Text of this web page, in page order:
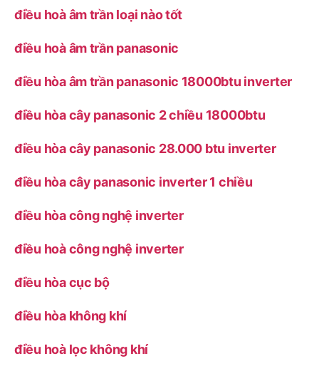
điều hoà âm trần loại nào tốt
điều hoà âm trần panasonic
điều hòa âm trần panasonic 18000btu inverter
điều hòa cây panasonic 2 chiều 18000btu
điều hòa cây panasonic 28.000 btu inverter
điều hòa cây panasonic inverter 1 chiều
điều hòa công nghệ inverter
điều hoà công nghệ inverter
điều hòa cục bộ
điều hòa không khí
điều hoà lọc không khí